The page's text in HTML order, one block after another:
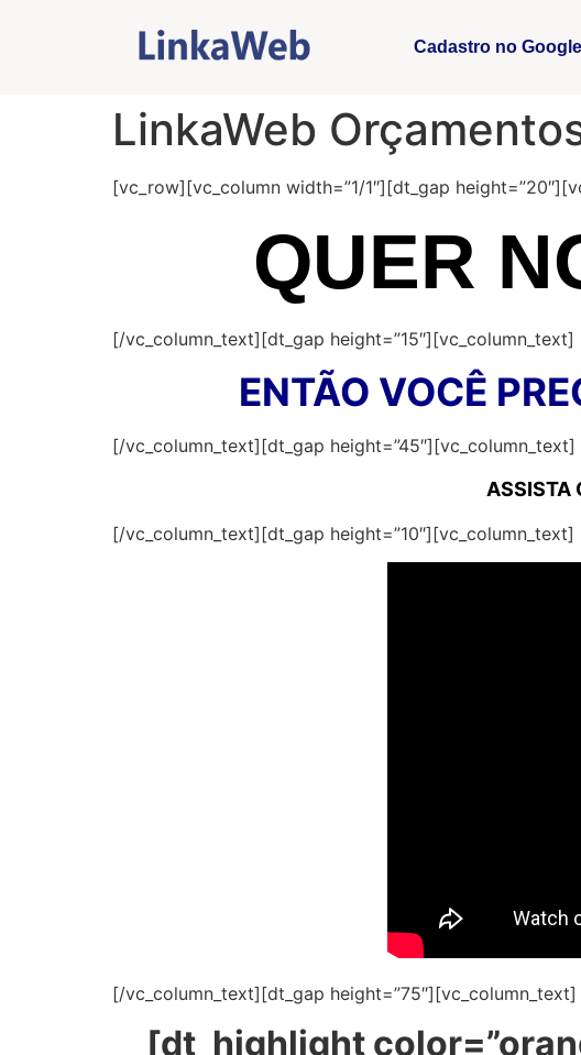
Cadastro no Google
LinkaWeb
[vc_row][vc_column width=”1/1″][dt_gap
QUER
[/vc_column_text][dt_gap height=”15″][vc_column_text]
ENTÃO VOCÊ
[/vc_column_text][dt_gap height=”45″][vc_column_text]
ASSISTA
[/vc_column_text][dt_gap height=”10″][vc_column_text]
[/vc_column_text][dt_gap height=”75″][vc_column_text]
[dt_highlight